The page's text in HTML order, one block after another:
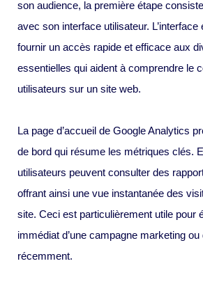
son audience, la première étape
avec son interface utilisateur.
fournir un accès rapide et efficace aux
essentielles qui aident à comprendre le
utilisateurs sur un site web.
La page d’accueil de Google Analytics
de bord qui résume les métriques clés.
utilisateurs peuvent consulter des
offrant ainsi une vue instantanée des
site. Ceci est particulièrement utile pour
immédiat d’une campagne marketing
récemment.